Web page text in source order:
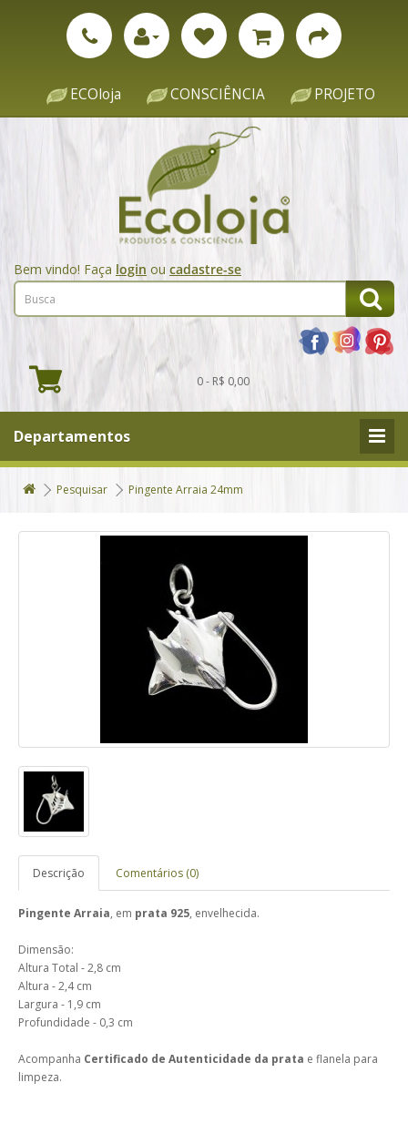
ECOloja CONSCIÊNCIA PROJETO
Bem vindo! Faça login ou cadastre-se
0 - R$ 0,00
Departamentos
Pesquisar Pingente Arraia 24mm
Descrição Comentários (0)
Pingente Arraia, em prata 925, envelhecida.
Dimensão:
Altura Total - 2,8 cm
Altura - 2,4 cm
Largura - 1,9 cm
Profundidade - 0,3 cm
Acompanha Certificado de Autenticidade da prata e flanela para
limpeza.